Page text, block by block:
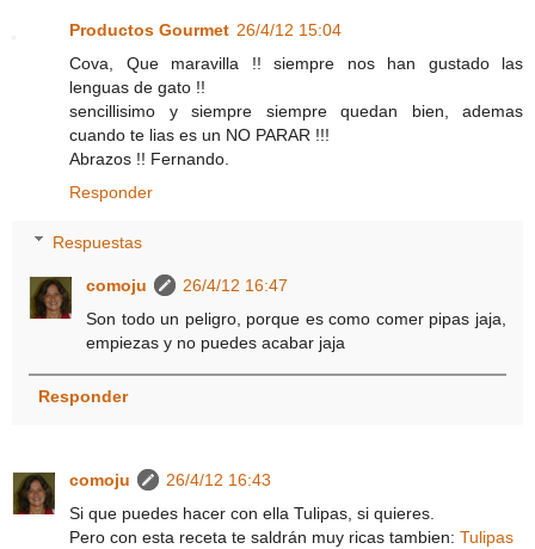
Productos Gourmet 26/4/12 15:04
Cova, Que maravilla !! siempre nos han gustado las
lenguas de gato !!
sencillisimo y siempre siempre quedan bien, ademas
cuando te lias es un NO PARAR !!!
Abrazos !! Fernando.
Responder
Respuestas
comoju
26/4/12 16:47
Son todo un peligro, porque es como comer pipas jaja,
empiezas y no puedes acabar jaja
Responder
comoju
26/4/12 16:43
Si que puedes hacer con ella Tulipas, si quieres.
Pero con esta receta te saldrán muy ricas tambien: Tulipas